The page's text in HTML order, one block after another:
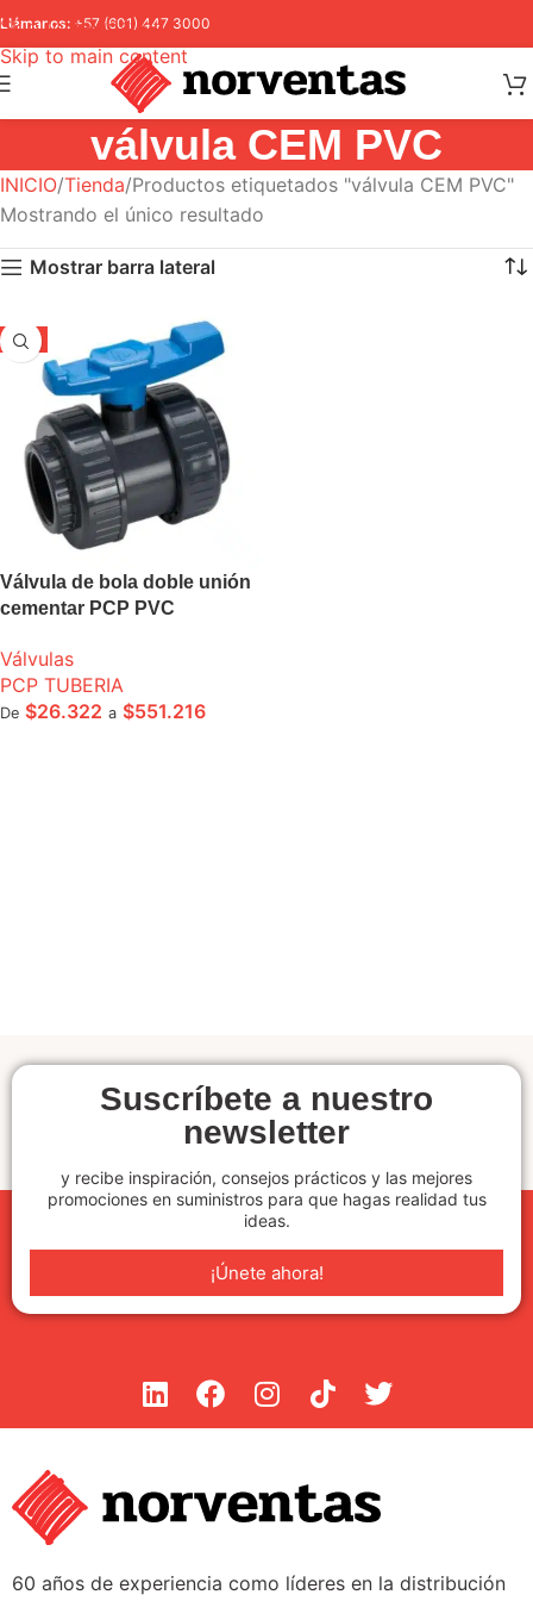
Skip to navigation
Skip to main content
Llámanos: +57 (601) 447 3000
válvula CEM PVC
INICIO Tienda Productos etiquetados "válvula CEM PVC"
Mostrando el único resultado
Mostrar barra lateral
-5%
Válvula de bola doble unión
cementar PCP PVC
Válvulas
PCP TUBERIA
De $26.322 a $551.216
Suscríbete a nuestro
newsletter
y recibe inspiración, consejos prácticos y las mejores
promociones en suministros para que hagas realidad tus
ideas.
¡Únete ahora!
60 años de experiencia como líderes en la distribución